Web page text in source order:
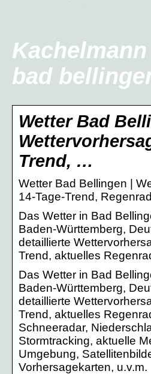
bad
Wetter Bad
Trend, …
Wetter Bad Bellingen |
14-Tage-Trend,
Das Wetter in Bad
Baden-Württemberg,
detaillierte
Trend, aktuelles
Das Wetter in Bad
Baden-Württemberg,
detaillierte
Trend, aktuelles
Schneeradar,
Stormtracking, aktuelle
Umgebung,
Vorhersagekarten, u.v.m.